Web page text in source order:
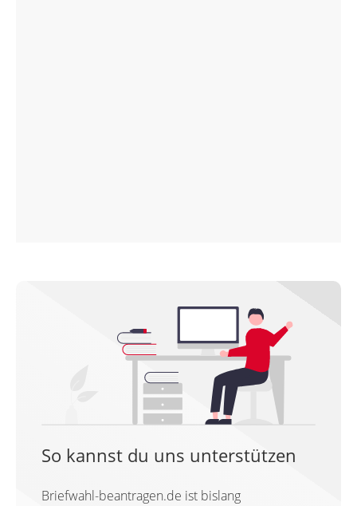
So kannst du uns unterstützen
Briefwahl-beantragen.de ist bislang